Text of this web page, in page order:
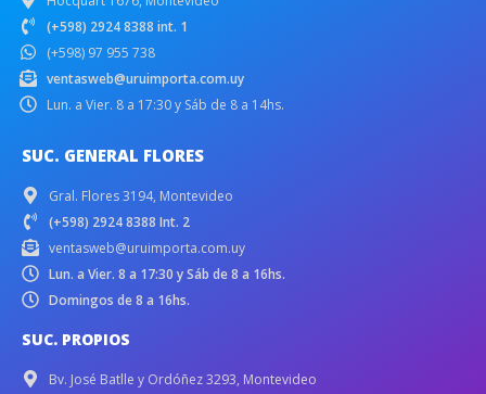
(+598) 2924 8388 int. 1
(+598) 97 955 738
ventasweb@uruimporta.com.uy
Lun. a Vier. 8 a 17:30 y Sáb de 8 a 14hs.
SUC. GENERAL FLORES
Gral. Flores 3194, Montevideo
(+598) 2924 8388 Int. 2
ventasweb@uruimporta.com.uy
Lun. a Vier. 8 a 17:30 y Sáb de 8 a 16hs.
Domingos de 8 a 16hs.
SUC. PROPIOS
Bv. José Batlle y Ordóñez 3293, Montevideo